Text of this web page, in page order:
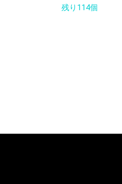
残り114個